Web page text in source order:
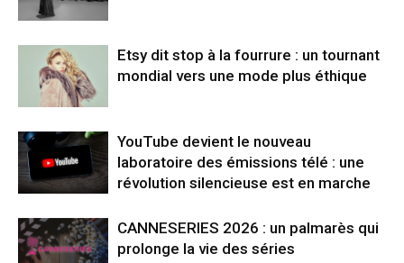
Etsy dit stop à la fourrure : un tournant
mondial vers une mode plus éthique
YouTube devient le nouveau
laboratoire des émissions télé : une
révolution silencieuse est en marche
CANNESERIES 2026 : un palmarès qui
prolonge la vie des séries